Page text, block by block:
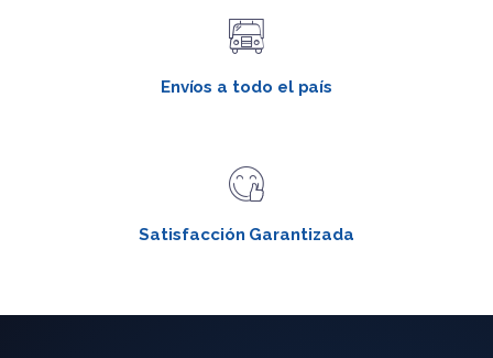
Envíos a todo el país
Satisfacción Garantizada